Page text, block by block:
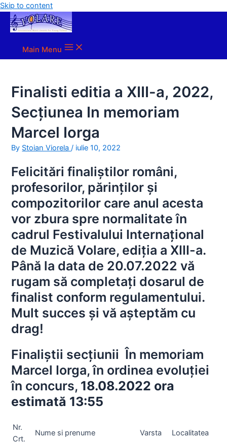
Skip to content
Main Menu
Finalisti editia a XIII-a, 2022,
Secțiunea In memoriam
Marcel Iorga
By Stoian Viorela/ iulie 10, 2022
Felicitări finaliștilor români,
profesorilor, părinților și
compozitorilor care anul acesta
vor zbura spre normalitate în
cadrul Festivalului Internațional
de Muzică Volare, ediția a XIII-a.
Până la data de 20.07.2022 vă
rugam să completați dosarul de
finalist conform regulamentului.
Mult succes și vă așteptăm cu
drag!
Finaliștii secțiunii În memoriam
Marcel Iorga, în ordinea evoluției
în concurs, 18.08.2022 ora
estimată 13:55
Nr.
Crt.
Nume si prenume Varsta Localitatea